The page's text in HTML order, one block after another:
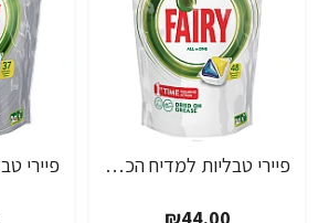
פיירי טבליות למדיח הכל באחד 48 יחידות - מבית FAIRY